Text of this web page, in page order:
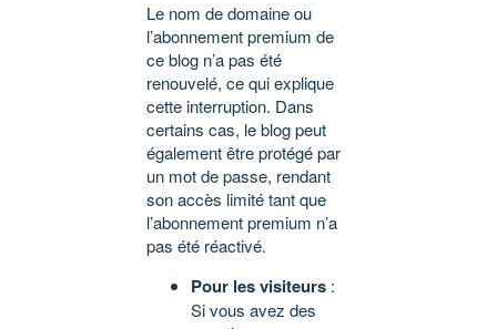
Le nom de domaine ou
l’abonnement premium de
ce blog n’a pas été
renouvelé, ce qui explique
cette interruption. Dans
certains cas, le blog peut
également être protégé par
un mot de passe, rendant
son accès limité tant que
l’abonnement premium n’a
pas été réactivé.
Pour les visiteurs :
Si vous avez des